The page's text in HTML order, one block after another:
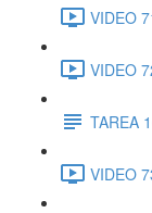
VIDEO
VIDEO
TAREA
VIDEO